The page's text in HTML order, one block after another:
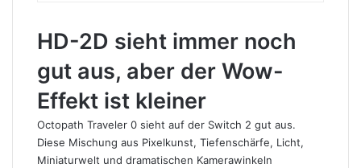
HD-2D sieht immer noch
gut aus, aber der Wow-
Effekt ist kleiner
Octopath Traveler 0 sieht auf der Switch 2 gut aus.
Diese Mischung aus Pixelkunst, Tiefenschärfe, Licht,
Miniaturwelt und dramatischen Kamerawinkeln